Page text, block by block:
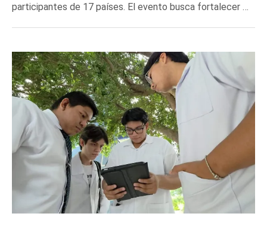
participantes de 17 países. El evento busca fortalecer …